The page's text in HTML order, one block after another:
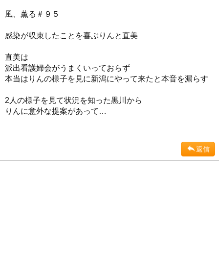
風、薫る＃９５
感染が収束したことを喜ぶりんと直美
直美は
派出看護婦会がうまくいっておらず
本当はりんの様子を見に新潟にやって来たと本音を漏らす
2人の様子を見て状況を知った黒川から
りんに意外な提案があって…
返信